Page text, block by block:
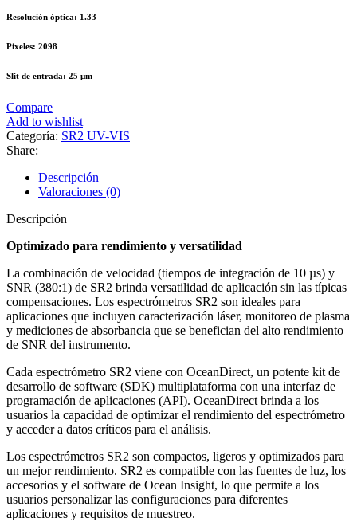
Resolución óptica: 1.33
Pixeles: 2098
Slit de entrada: 25 µm
Compare
Add to wishlist
Categoría: SR2 UV-VIS
Share:
Descripción
Valoraciones (0)
Descripción
Optimizado para rendimiento y versatilidad
La combinación de velocidad (tiempos de integración de 10 µs) y
SNR (380:1) de SR2 brinda versatilidad de aplicación sin las típicas
compensaciones. Los espectrómetros SR2 son ideales para
aplicaciones que incluyen caracterización láser, monitoreo de plasma
y mediciones de absorbancia que se benefician del alto rendimiento
de SNR del instrumento.
Cada espectrómetro SR2 viene con OceanDirect, un potente kit de
desarrollo de software (SDK) multiplataforma con una interfaz de
programación de aplicaciones (API). OceanDirect brinda a los
usuarios la capacidad de optimizar el rendimiento del espectrómetro
y acceder a datos críticos para el análisis.
Los espectrómetros SR2 son compactos, ligeros y optimizados para
un mejor rendimiento. SR2 es compatible con las fuentes de luz, los
accesorios y el software de Ocean Insight, lo que permite a los
usuarios personalizar las configuraciones para diferentes
aplicaciones y requisitos de muestreo.